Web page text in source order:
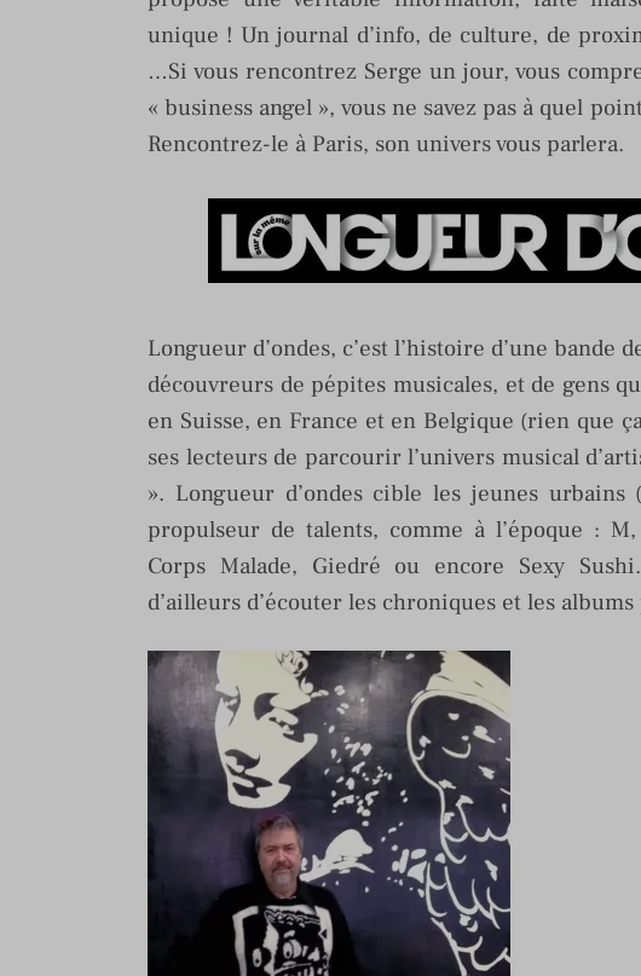
unique ! Un journal d’info, de culture, de
…Si vous rencontrez Serge un jour, vous
« business angel », vous ne savez pas à quel
Rencontrez-le à Paris, son univers vous parlera.
Longueur d’ondes, c’est l’histoire d’une bande
découvreurs de pépites musicales, et de gens
en Suisse, en France et en Belgique (rien que
ses lecteurs de parcourir l’univers musical
». Longueur d’ondes cible les jeunes
propulseur de talents, comme à l’époque :
Corps Malade, Giedré ou encore Sexy
d’ailleurs d’écouter les chroniques et les